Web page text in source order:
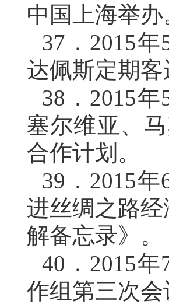
中国上海举办
37． 2015
达佩斯定期客
38． 2015
塞尔维亚、
合作计划。
39． 2015
进丝绸之路
解备忘录》。
40． 2015
作组第三次